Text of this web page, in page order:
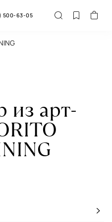
500-63-05
из арт-